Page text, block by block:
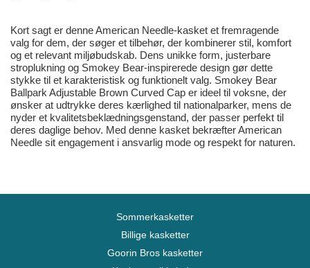
Kort sagt er denne American Needle-kasket et fremragende
valg for dem, der søger et tilbehør, der kombinerer stil, komfort
og et relevant miljøbudskab. Dens unikke form, justerbare
stroplukning og Smokey Bear-inspirerede design gør dette
stykke til et karakteristisk og funktionelt valg. Smokey Bear
Ballpark Adjustable Brown Curved Cap er ideel til voksne, der
ønsker at udtrykke deres kærlighed til nationalparker, mens de
nyder et kvalitetsbeklædningsgenstand, der passer perfekt til
deres daglige behov. Med denne kasket bekræfter American
Needle sit engagement i ansvarlig mode og respekt for naturen.
Sommerkasketter
Billige kasketter
Goorin Bros kasketter